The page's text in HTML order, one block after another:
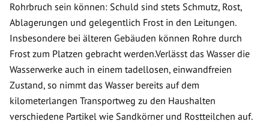
Rohrbruch sein können: Schuld sind stets Schmutz, Rost,
Ablagerungen und gelegentlich Frost in den Leitungen.
Insbesondere bei älteren Gebäuden können Rohre durch
Frost zum Platzen gebracht werden.Verlässt das Wasser die
Wasserwerke auch in einem tadellosen, einwandfreien
Zustand, so nimmt das Wasser bereits auf dem
kilometerlangen Transportweg zu den Haushalten
verschiedene Partikel wie Sandkörner und Rostteilchen auf.